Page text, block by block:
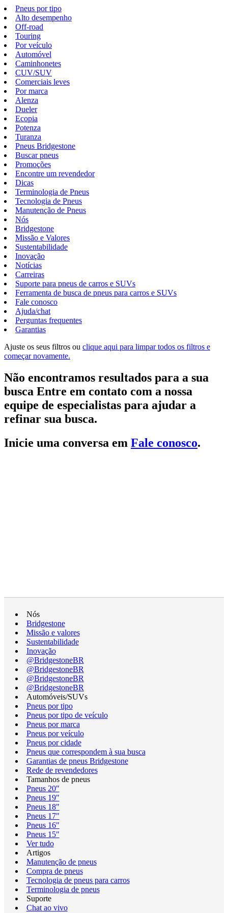
Pneus por tipo
Alto desempenho
Off-road
Touring
Por veículo
Automóvel
Caminhonetes
CUV/SUV
Comerciais leves
Por marca
Alenza
Dueler
Ecopia
Potenza
Turanza
Pneus Bridgestone
Buscar pneus
Promoções
Encontre um revendedor
Dicas
Terminologia de Pneus
Tecnologia de Pneus
Manutenção de Pneus
Nós
Bridgestone
Missão e Valores
Sustentabilidade
Inovação
Notícias
Carreiras
Suporte para pneus de carros e SUVs
Ferramenta de busca de pneus para carros e SUVs
Fale conosco
Ajuda/chat
Perguntas frequentes
Garantias
Ajuste os seus filtros ou clique aqui para limpar todos os filtros e
começar novamente.
Não encontramos resultados para a sua
busca Entre em contato com a nossa
equipe de especialistas para ajudar a
refinar sua busca.
Inicie uma conversa em Fale conosco.
Nós
Bridgestone
Missão e valores
Sustentabilidade
Inovação
@BridgestoneBR
@BridgestoneBR
@BridgestoneBR
@BridgestoneBR
Automóveis/SUVs
Pneus por tipo
Pneus por tipo de veículo
Pneus por marca
Pneus por veículo
Pneus por cidade
Pneus que correspondem à sua busca
Garantias de pneus Bridgestone
Rede de revendedores
Tamanhos de pneus
Pneus 20"
Pneus 19"
Pneus 18"
Pneus 17"
Pneus 16"
Pneus 15"
Ver tudo
Artigos
Manutenção de pneus
Compra de pneus
Tecnologia de pneus para carros
Terminologia de pneus
Suporte
Chat ao vivo